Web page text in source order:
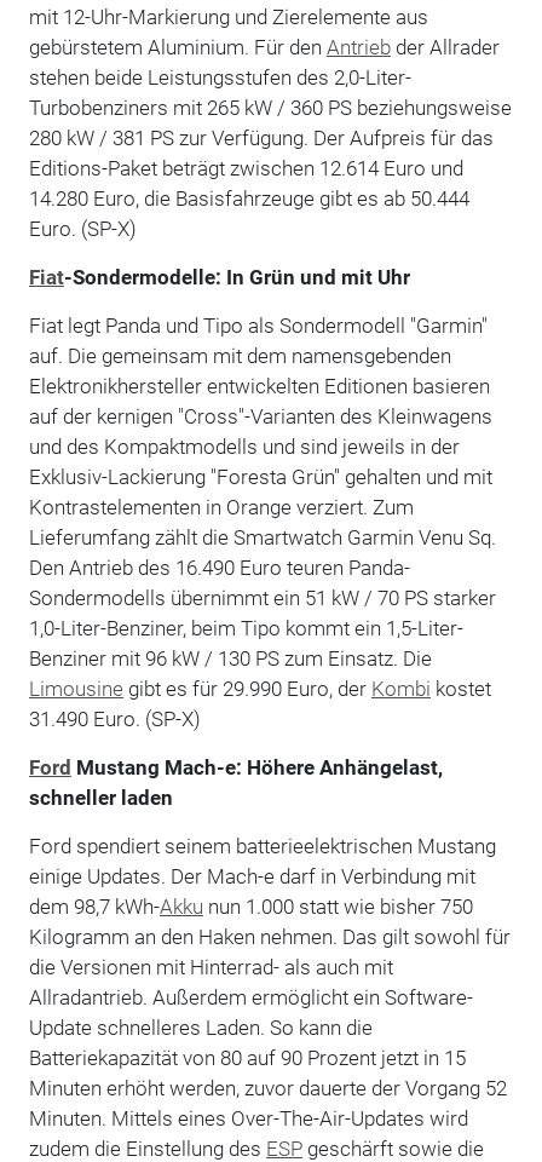
mit 12-Uhr-Markierung und Zierelemente aus
gebürstetem Aluminium. Für den Antriebder Allrader
stehen beide Leistungsstufen des 2,0-Liter-
Turbobenziners mit 265 kW / 360 PS beziehungsweise
280 kW / 381 PS zur Verfügung. Der Aufpreis für das
Editions-Paket beträgt zwischen 12.614 Euro und
14.280 Euro, die Basisfahrzeuge gibt es ab 50.444
Euro. (SP-X)
Fiat-Sondermodelle: In Grün und mit Uhr
Fiat legt Panda und Tipo als Sondermodell "Garmin"
auf. Die gemeinsam mit dem namensgebenden
Elektronikhersteller entwickelten Editionen basieren
auf der kernigen "Cross"-Varianten des Kleinwagens
und des Kompaktmodells und sind jeweils in der
Exklusiv-Lackierung "Foresta Grün" gehalten und mit
Kontrastelementen in Orange verziert. Zum
Lieferumfang zählt die Smartwatch Garmin Venu Sq.
Den Antrieb des 16.490 Euro teuren Panda-
Sondermodells übernimmt ein 51 kW / 70 PS starker
1,0-Liter-Benziner, beim Tipo kommt ein 1,5-Liter-
Benziner mit 96 kW / 130 PS zum Einsatz. Die
Limousine gibt es für 29.990 Euro, der Kombi kostet
31.490 Euro. (SP-X)
Ford Mustang Mach-e: Höhere Anhängelast,
schneller laden
Ford spendiert seinem batterieelektrischen Mustang
einige Updates. Der Mach-e darf in Verbindung mit
dem 98,7 kWh-Akku nun 1.000 statt wie bisher 750
Kilogramm an den Haken nehmen. Das gilt sowohl für
die Versionen mit Hinterrad- als auch mit
Allradantrieb. Außerdem ermöglicht ein Software-
Update schnelleres Laden. So kann die
Batteriekapazität von 80 auf 90 Prozent jetzt in 15
Minuten erhöht werden, zuvor dauerte der Vorgang 52
Minuten. Mittels eines Over-The-Air-Updates wird
zudem die Einstellung des ESPgeschärft sowie die